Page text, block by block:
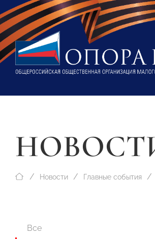
Новости Главные события
Все